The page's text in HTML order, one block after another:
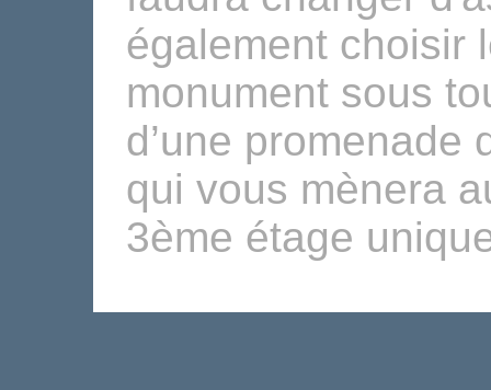
également choisir
monument sous
d’une promenade
qui vous mènera
3ème étage